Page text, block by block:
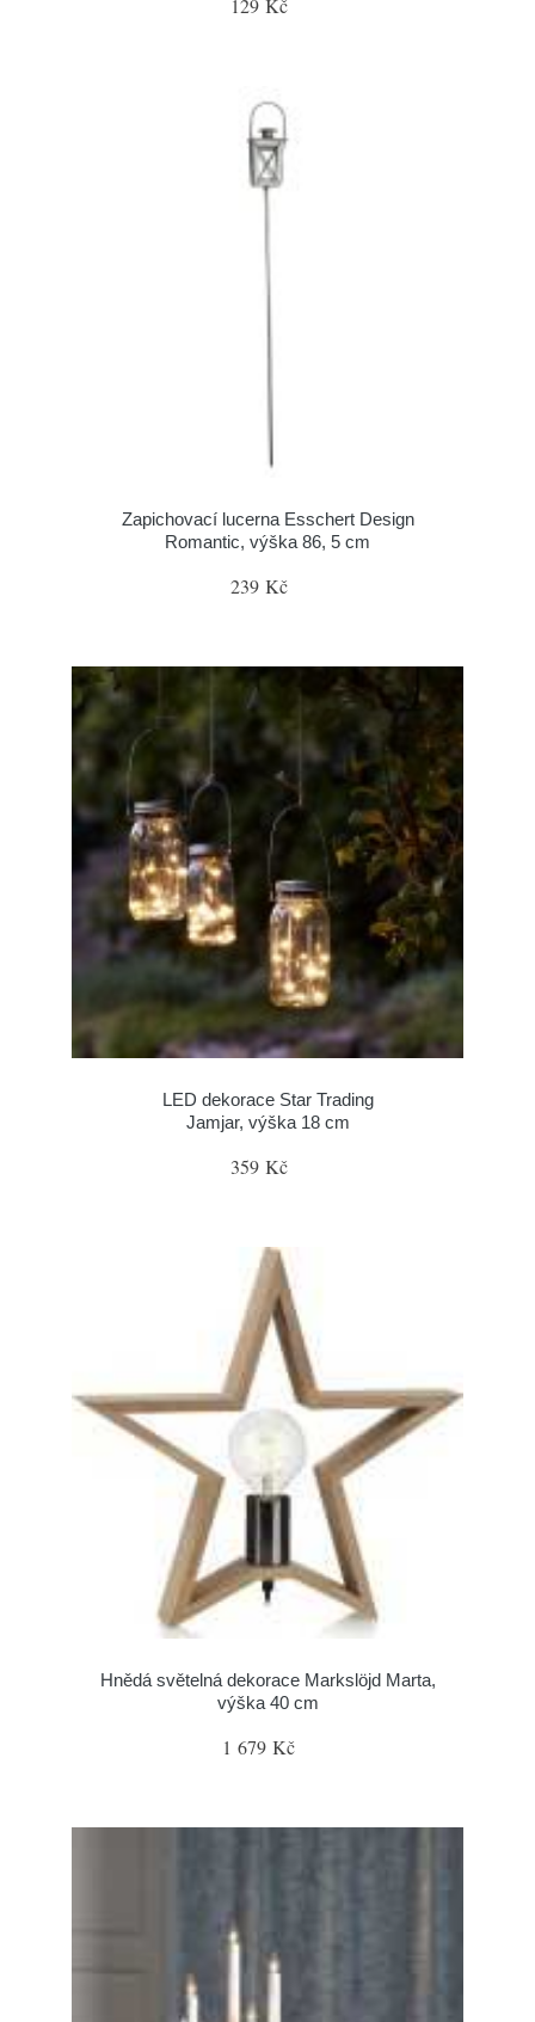
129 Kč
Zapichovací lucerna Esschert Design
Romantic, výška 86, 5 cm
239 Kč
LED dekorace Star Trading
Jamjar, výška 18 cm
359 Kč
Hnědá světelná dekorace Markslöjd Marta,
výška 40 cm
1 679 Kč